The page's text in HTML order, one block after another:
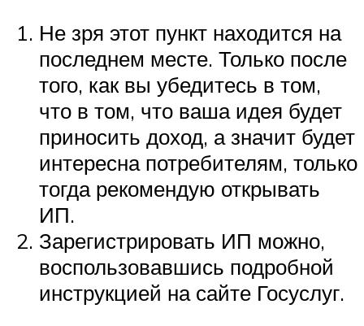
Не зря этот пункт находится на
последнем месте. Только после
того, как вы убедитесь в том,
что в том, что ваша идея будет
приносить доход, а значит будет
интересна потребителям, только
тогда рекомендую открывать
ИП.
Зарегистрировать ИП можно,
воспользовавшись подробной
инструкцией на сайте Госуслуг.